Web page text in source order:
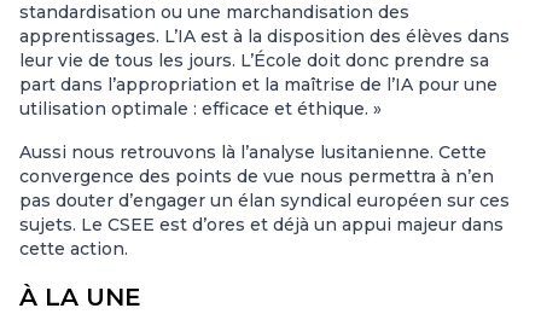
standardisation ou une marchandisation des
apprentissages. L’IA est à la disposition des élèves dans
leur vie de tous les jours. L’École doit donc prendre sa
part dans l’appropriation et la maîtrise de l’IA pour une
utilisation optimale : efficace et éthique. »
Aussi nous retrouvons là l’analyse lusitanienne. Cette
convergence des points de vue nous permettra à n’en
pas douter d’engager un élan syndical européen sur ces
sujets. Le CSEE est d’ores et déjà un appui majeur dans
cette action.
À LA UNE